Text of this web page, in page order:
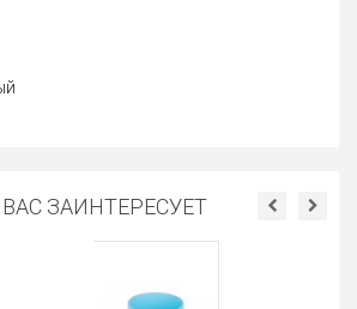
ЗАИНТЕРЕСУЕТ